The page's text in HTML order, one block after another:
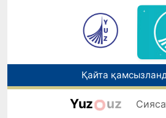
Өзбекстанда
Yuz uz